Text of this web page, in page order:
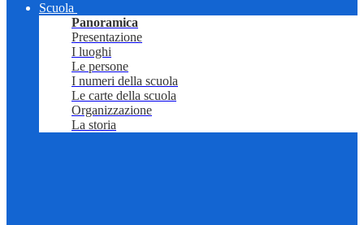
Scuola
Panoramica
Presentazione
I luoghi
Le persone
I numeri della scuola
Le carte della scuola
Organizzazione
La storia